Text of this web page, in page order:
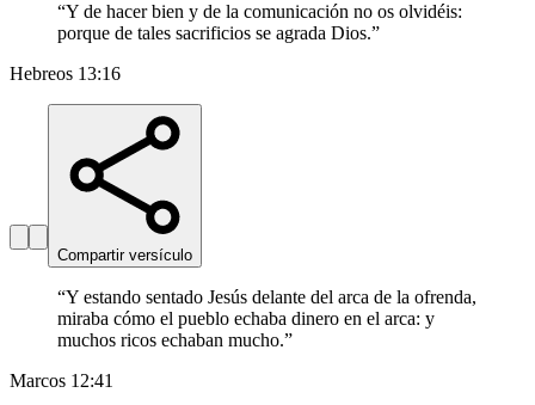
“Y de hacer bien y de la comunicación no os olvidéis:
porque de tales sacrificios se agrada Dios.”
Hebreos 13:16
Compartir versículo
“Y estando sentado Jesús delante del arca de la ofrenda,
miraba cómo el pueblo echaba dinero en el arca: y
muchos ricos echaban mucho.”
Marcos 12:41